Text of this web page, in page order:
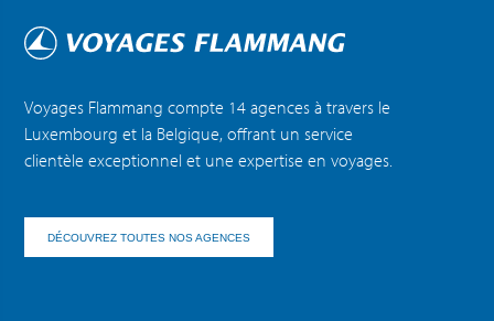
Voyages Flammang compte 14 agences à travers le
Luxembourg et la Belgique, offrant un service
clientèle exceptionnel et une expertise en voyages.
DÉCOUVREZ TOUTES NOS AGENCES